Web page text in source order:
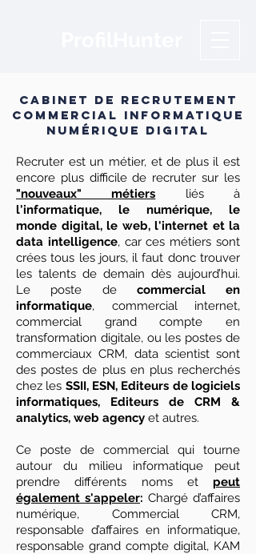
Recruter est un métier, et de plus il est
encore plus difficile de recruter sur les
"nouveaux" métiers liés à
l'informatique, le numérique, le
monde digital, le web, l'internet et la
data intelligence, car ces métiers sont
crées tous les jours, il faut donc trouver
les talents de demain dès aujourd’hui.
Le poste de commercial en
informatique, commercial internet,
commercial grand compte en
transformation digitale, ou les postes de
commerciaux CRM, data scientist sont
des postes de plus en plus recherchés
chez les SSII, ESN, Editeurs de logiciels
informatiques, Editeurs de CRM &
analytics, web agency et autres.
Ce poste de commercial qui tourne
autour du milieu informatique peut
prendre différents noms et peut
également s'appeler: Chargé d’affaires
numérique, Commercial CRM,
responsable d’affaires en informatique,
responsable grand compte digital, KAM
CABINET DE RECRUTEMENT
COMMERCIAL INFORMATIQUE
NUMÉRIQUE DIGITAL